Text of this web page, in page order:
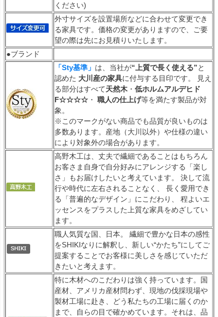
ください)
外寸サイズを設置場所などに合わせて変更でき
る家具です。価格の変更がありますので、ご要
望の際は先にお見積りいたします。
●ブランド
「Sty基準」 は、当社が“上質で長く使える”と
認めた 大川産の家具に付与する目印です。 見え
る部分はすべて天然木 ・ 低ホルムアルデヒド
F☆☆☆☆ ・ 職人の仕上げ等を満たす製品が対
象。
※このマークがない商品でも品質が良いものは
多数あります。産地（大川以外）や仕様の違い
により対象外の場合があります。
高野木工は、丈夫で繊細であることはもちろん
お客さま自身で自分好みにアレンジする「楽し
さ」もお届けしたいと考えています。 決して流
行や時代に左右されることなく、 長く愛用でき
る「普遍的なデザイン」にこだわり、 程よいエ
ッセンスをプラスした上質な家具をめざしてい
ます。
職人気質な国、日本。 繊細で豊かな日本の感性
をSHIKIなりに解釈し、新しい“かたち”にしてご
提案することでお客様に美しさを感じていただ
きたいと考えます。
特に木材へのこだわりは強く持っています。国
産材、アメリカ産材問わず、現地の伐採現場や
製材工場に赴き、どう私たちの工場に届くのか
まで、自らの目で確かめています。それは、品